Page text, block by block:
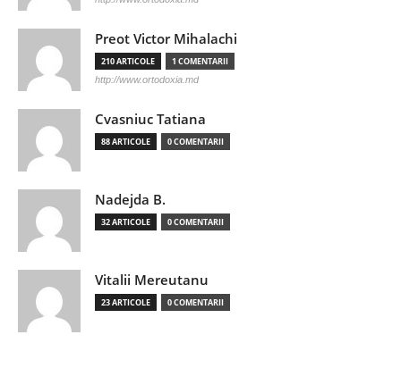
Preot Victor Mihalachi
210 ARTICOLE 1 COMENTARII
http://www.ortodoxia.md
Cvasniuc Tatiana
88 ARTICOLE 0 COMENTARII
Nadejda B.
32 ARTICOLE 0 COMENTARII
Vitalii Mereutanu
23 ARTICOLE 0 COMENTARII